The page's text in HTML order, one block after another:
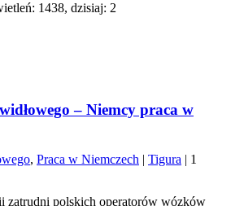
1438, dzisiaj: 2
– Niemcy praca w
, Praca w Niemczech | Tigura | 1
zatrudni polskich operatorów wózków